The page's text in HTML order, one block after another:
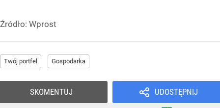
Źródło: Wprost
Twój portfel Gospodarka
UDOSTĘPNIJ
SKOMENTUJ